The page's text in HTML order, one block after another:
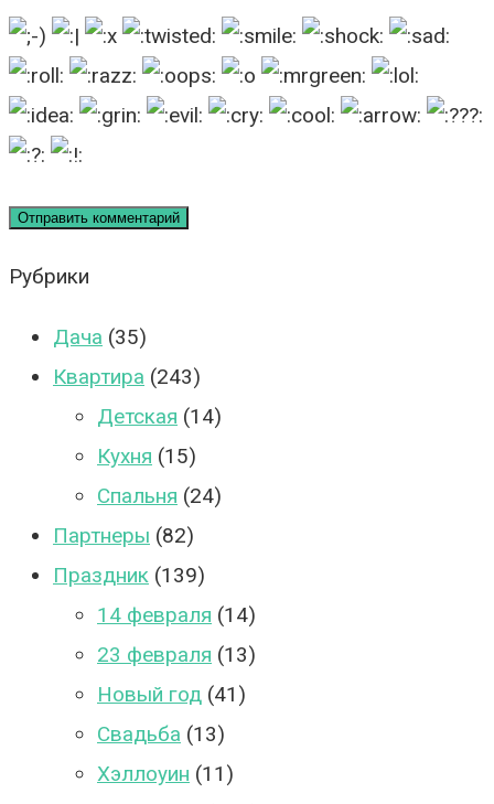
Рубрики
Дача (35)
Квартира (243)
Детская (14)
Кухня (15)
Спальня (24)
Партнеры (82)
Праздник (139)
14 февраля (14)
23 февраля (13)
Новый год (41)
Свадьба (13)
Хэллоуин (11)